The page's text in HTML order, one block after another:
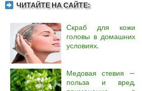
ЧИТАЙТЕ НА САЙТЕ:
Скраб для кожи
головы в домашних
условиях.
Медовая стевия —
польза и вред,